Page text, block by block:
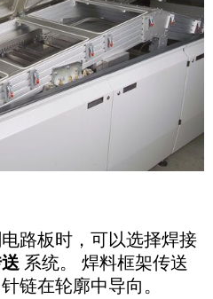
路板时，可以选择焊接
系统。 焊料框架传送
链在轮廓中导向。